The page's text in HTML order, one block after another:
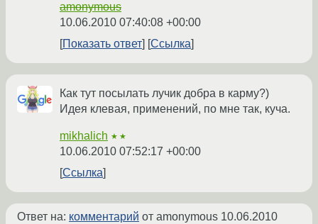
amonymous
10.06.2010 07:40:08 +00:00
Показать ответ
Ссылка
Как тут посылать лучик добра в карму?)
Идея клевая, применений, по мне так, куча.
mikhalich ★★
10.06.2010 07:52:17 +00:00
Ссылка
Ответ на: комментарий от amonymous 10.06.2010